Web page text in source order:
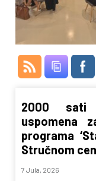
2000 sati
uspomena
programa
Stručnom
7 Jula, 2026